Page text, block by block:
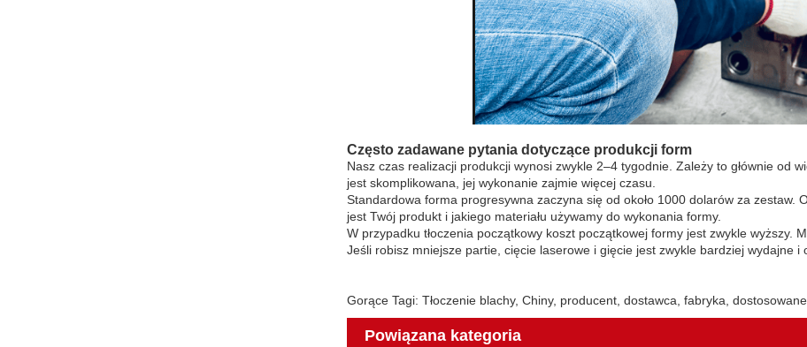
Często zadawane pytania dotyczące produkcji form
Nasz czas realizacji produkcji wynosi zwykle 2–4 tygodnie. Zależy to głównie od
jest skomplikowana, jej wykonanie zajmie więcej czasu.
Standardowa forma progresywna zaczyna się od około 1000 dolarów za zestaw.
jest Twój produkt i jakiego materiału używamy do wykonania formy.
W przypadku tłoczenia początkowy koszt początkowej formy jest zwykle wyższy.
Jeśli robisz mniejsze partie, cięcie laserowe i gięcie jest zwykle bardziej wydajne i
Gorące Tagi: Tłoczenie blachy, Chiny, producent, dostawca, fabryka,
Powiązana kategoria